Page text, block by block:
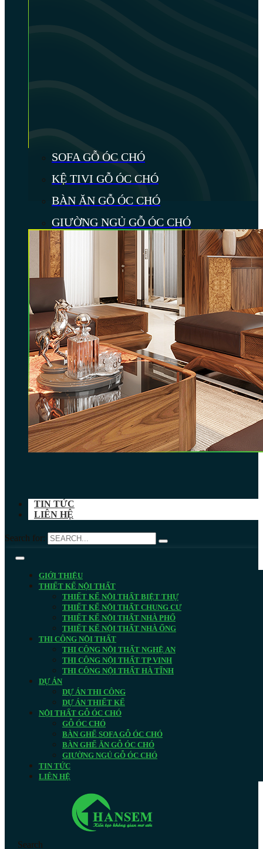
SOFA GỖ ÓC CHÓ
KỆ TIVI GỖ ÓC CHÓ
BÀN ĂN GỖ ÓC CHÓ
GIƯỜNG NGỦ GỖ ÓC CHÓ
TIN TỨC
LIÊN HỆ
Search for:
GIỚI THIỆU
THIẾT KẾ NỘI THẤT
THIẾT KẾ NỘI THẤT BIỆT THỰ
THIẾT KẾ NỘI THẤT CHUNG CƯ
THIẾT KẾ NỘI THẤT NHÀ PHỐ
THIẾT KẾ NỘI THẤT NHÀ ỐNG
THI CÔNG NỘI THẤT
THI CÔNG NỘI THẤT NGHỆ AN
THI CÔNG NỘI THẤT TP VINH
THI CÔNG NỘI THẤT HÀ TĨNH
DỰ ÁN
DỰ ÁN THI CÔNG
DỰ ÁN THIẾT KẾ
NỘI THẤT GỖ ÓC CHÓ
GỖ ÓC CHÓ
BÀN GHẾ SOFA GỖ ÓC CHÓ
BÀN GHẾ ĂN GỖ ÓC CHÓ
GIƯỜNG NGỦ GỖ ÓC CHÓ
TIN TỨC
LIÊN HỆ
Search